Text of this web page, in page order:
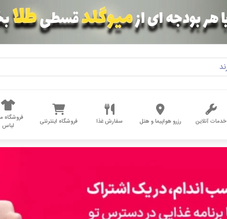
خدمات آنلاین رزرو هواپیما و هتل سفارش غذا فروشگاه اینترنتی
فروشگاه
لباس